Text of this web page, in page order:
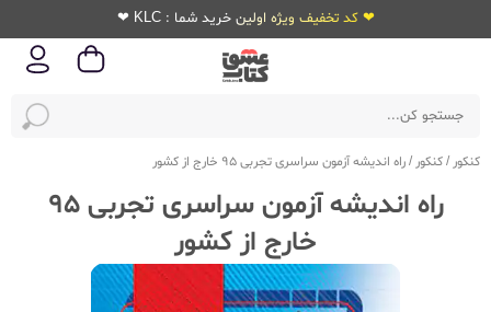
❤ کد تخفیف ویژه اولین خرید شما : KLC ❤
کنکور /کنکور /راه اندیشه آزمون سراسری تجربی 95 خارج از کشور
راه اندیشه آزمون سراسری تجربی 95
خارج از کشور